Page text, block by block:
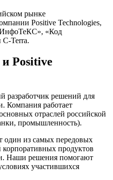
рынке
Positive Technologies,
«Код
С-Terra.
и Positive
разработчик решений для
Компания работает
отраслей российской
промышленность).
один из самых передовых
продуктов
Наши решения помогают
участившихся